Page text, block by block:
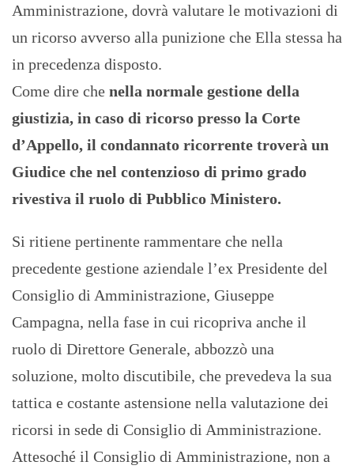
Amministrazione, dovrà valutare le motivazioni di
un ricorso avverso alla punizione che Ella stessa ha
in precedenza disposto.
Come dire che nella normale gestione della
giustizia, in caso di ricorso presso la Corte
d’Appello, il condannato ricorrente troverà un
Giudice che nel contenzioso di primo grado
rivestiva il ruolo di Pubblico Ministero.
Si ritiene pertinente rammentare che nella
precedente gestione aziendale l’ex Presidente del
Consiglio di Amministrazione, Giuseppe
Campagna, nella fase in cui ricopriva anche il
ruolo di Direttore Generale, abbozzò una
soluzione, molto discutibile, che prevedeva la sua
tattica e costante astensione nella valutazione dei
ricorsi in sede di Consiglio di Amministrazione.
Attesoché il Consiglio di Amministrazione, non a